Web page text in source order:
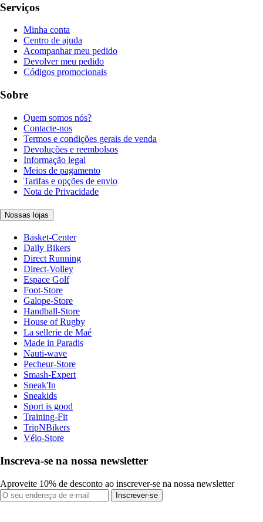
Serviços
Minha conta
Centro de ajuda
Acompanhar meu pedido
Devolver meu pedido
Códigos promocionais
Sobre
Quem somos nós?
Contacte-nos
Termos e condições gerais de venda
Devoluções e reembolsos
Informação legal
Meios de pagamento
Tarifas e opções de envio
Nota de Privacidade
Nossas lojas
Basket-Center
Daily Bikers
Direct Running
Direct-Volley
Espace Golf
Foot-Store
Galope-Store
Handball-Store
House of Rugby
La sellerie de Maé
Made in Paradis
Nauti-wave
Pecheur-Store
Smash-Expert
Sneak'In
Sneakids
Sport is good
Training-Fit
TripNBikers
Vélo-Store
Inscreva-se na nossa newsletter
Aproveite 10% de desconto ao inscrever-se na nossa newsletter
Inscrever-se